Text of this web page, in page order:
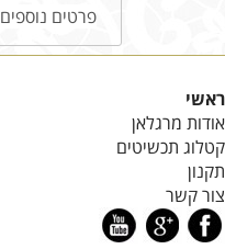
פרטים נוספים
ראשי
אודות מרגלאן
קטלוג תכשיטים
תקנון
צור קשר